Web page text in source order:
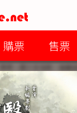
購票 售票